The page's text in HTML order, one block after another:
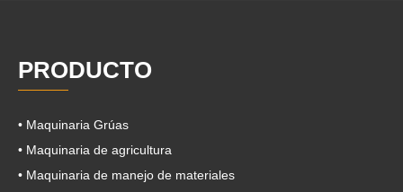
PRODUCTO
• Maquinaria Grúas
• Maquinaria de agricultura
• Maquinaria de manejo de materiales